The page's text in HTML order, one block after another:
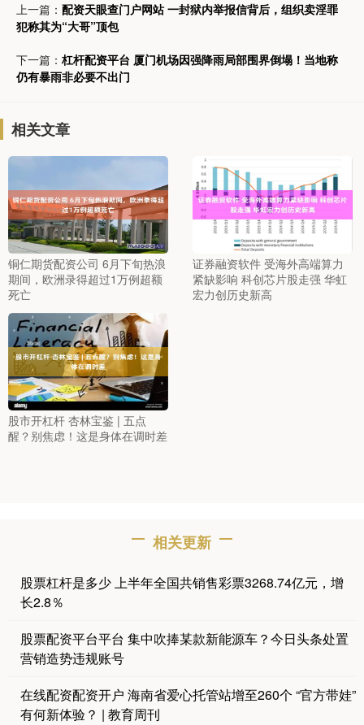
上一篇： 配资天眼查门户网站 一封狱内举报信背后，组织卖淫罪
犯称其为“大哥”顶包
下一篇： 杠杆配资平台 厦门机场因强降雨局部围界倒塌！当地称
仍有暴雨非必要不出门
相关文章
铜仁期货配资公司 6月下旬热浪
期间，欧洲录得超过1万例超额
死亡
证券融资软件 受海外高端算力
紧缺影响 科创芯片股走强 华虹
宏力创历史新高
股市开杠杆 杏林宝鉴 | 五点
醒？别焦虑！这是身体在调时差
相关更新
股票杠杆是多少 上半年全国共销售彩票3268.74亿元，增
长2.8％
股票配资平台平台 集中吹捧某款新能源车？今日头条处置
营销造势违规账号
在线配资配资开户 海南省爱心托管站增至260个 “官方带娃”
有何新体验？ | 教育周刊